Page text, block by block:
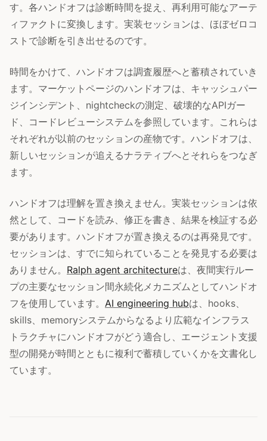
す。各ハンドオフは診断時間を捉え、再利用可能なアーテ
ィファクトに変換します。実装セッションは、ほぼゼロコ
ストで診断を引き出せるのです。
時間をかけて、ハンドオフは調査履歴へと蓄積されていき
ます。マーケットページのハンドオフは、キャッシュパー
ジインシデント、nightcheckの測定、破壊的なAPIガー
ド、コードレビューシステムを参照しています。これらは
それぞれが以前のセッションの産物です。ハンドオフは、
新しいセッションが追えるナラティブへとそれらをつなぎ
ます。
ハンドオフは理解を置き換えません。実装セッションは依
然として、コードを読み、修正を書き、結果を検証する必
要があります。ハンドオフが置き換えるのは再発見です。
セッションは、すでに知られていることを発見する必要は
ありません。 Ralph agent architectureは、夜間実行ルー
プの主要なセッション間永続化メカニズムとしてハンドオ
フを使用しています。 AI engineering hubは、hooks、
skills、memoryシステムからなるより広範なインフラス
トラクチャにハンドオフがどう適合し、エージェント支援
型の開発が時間とともに複利で蓄積していくかを文書化し
ています。